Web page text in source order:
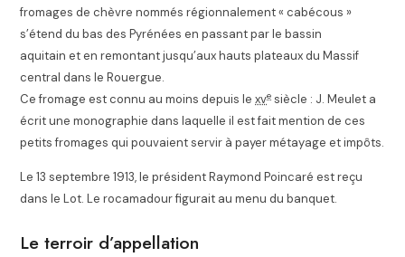
fromages de chèvre nommés régionnalement « cabécous »
s’étend du bas des Pyrénées en passant par le bassin
aquitain et en remontant jusqu’aux hauts plateaux du Massif
central dans le Rouergue.
Ce fromage est connu au moins depuis lexve siècle : J. Meulet a
écrit une monographie dans laquelle il est fait mention de ces
petits fromages qui pouvaient servir à payer métayage et impôts.
Le 13 septembre 1913, le président Raymond Poincaré est reçu
dans le Lot. Le rocamadour figurait au menu du banquet.
Le terroir d’appellation